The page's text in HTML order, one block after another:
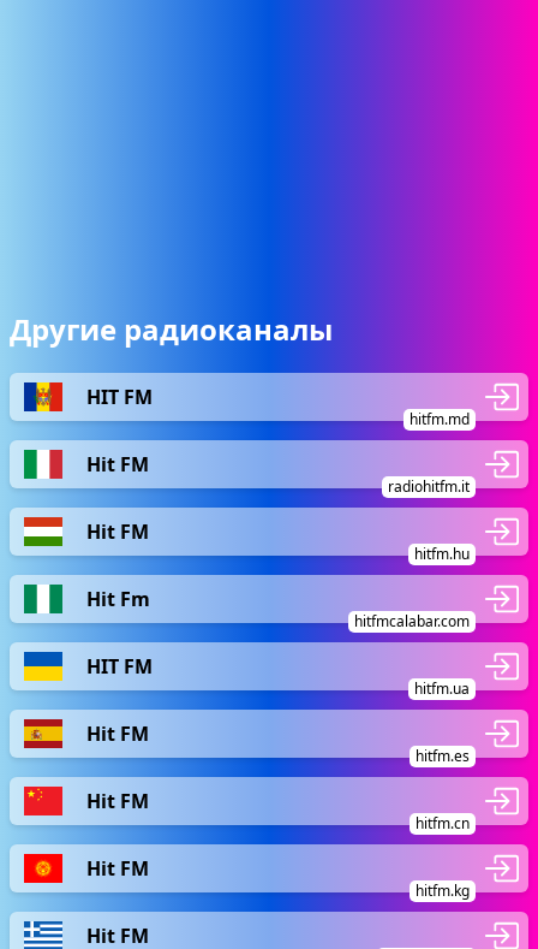
Другие радиоканалы
HIT FM
hitfm.md
Hit FM
radiohitfm.it
Hit FM
hitfm.hu
Hit Fm
hitfmcalabar.com
HIT FM
hitfm.ua
Hit FM
hitfm.es
Hit FM
hitfm.cn
Hit FM
hitfm.kg
Hit FM